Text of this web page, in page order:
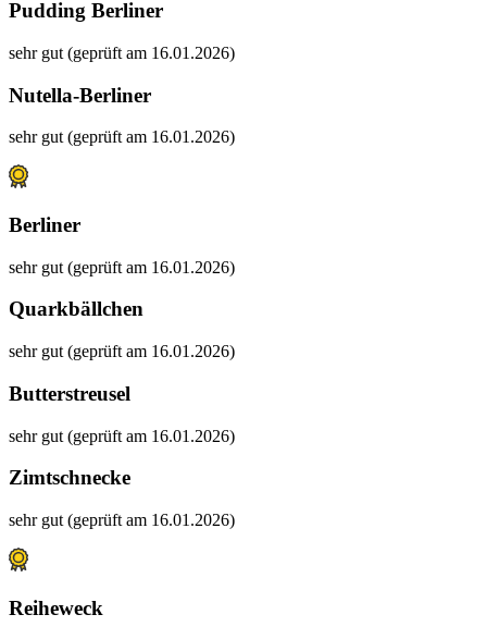
Pudding Berliner
sehr gut (geprüft am 16.01.2026)
Nutella-Berliner
sehr gut (geprüft am 16.01.2026)
Berliner
sehr gut (geprüft am 16.01.2026)
Quarkbällchen
sehr gut (geprüft am 16.01.2026)
Butterstreusel
sehr gut (geprüft am 16.01.2026)
Zimtschnecke
sehr gut (geprüft am 16.01.2026)
Reiheweck